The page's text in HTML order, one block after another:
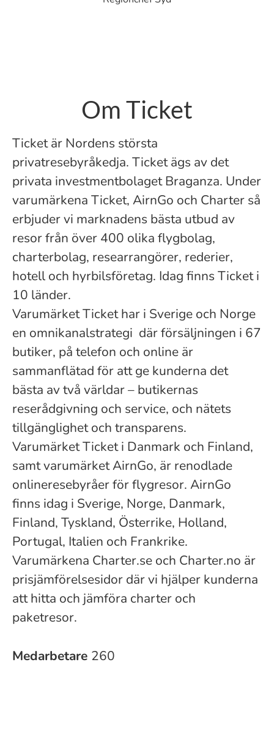
Om Ticket
Ticket är Nordens största
privatresebyråkedja. Ticket ägs av det
privata investmentbolaget Braganza. Under
varumärkena Ticket, AirnGo och Charter så
erbjuder vi marknadens bästa utbud av
resor från över 400 olika flygbolag,
charterbolag, researrangörer, rederier,
hotell och hyrbilsföretag. Idag finns Ticket i
10 länder.
Varumärket Ticket har i Sverige och Norge
en omnikanalstrategi där försäljningen i 67
butiker, på telefon och online är
sammanflätad för att ge kunderna det
bästa av två världar – butikernas
reserådgivning och service, och nätets
tillgänglighet och transparens.
Varumärket Ticket i Danmark och Finland,
samt varumärket AirnGo, är renodlade
onlineresebyråer för flygresor. AirnGo
finns idag i Sverige, Norge, Danmark,
Finland, Tyskland, Österrike, Holland,
Portugal, Italien och Frankrike.
Varumärkena Charter.se och Charter.no är
prisjämförelsesidor där vi hjälper kunderna
att hitta och jämföra charter och
paketresor.
Medarbetare 260